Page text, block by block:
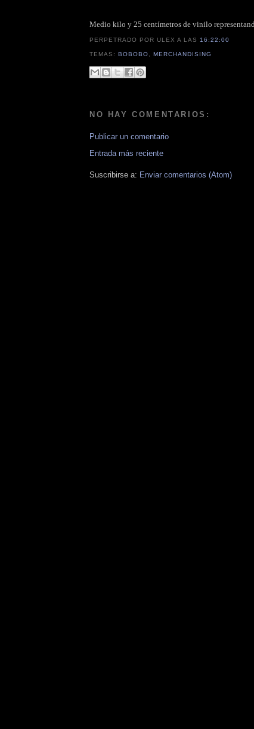
Medio kilo y 25 centímetros de vinilo
PERPETRADO POR ULEXA LAS16:22:00
TEMAS:BOBOBO ,MERCHANDISING
NO HAY COMENTARIOS:
Publicar un comentario
Entrada más reciente
Suscribirse a: Enviar comentarios (Atom)